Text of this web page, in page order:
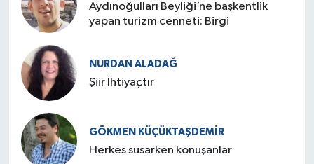
Aydınoğulları Beyliği’ne başkentlik
yapan turizm cenneti: Birgi
NURDAN ALADAĞ
Şiir İhtiyaçtır
GÖKMEN KÜÇÜKTAŞDEMIR
Herkes susarken konuşanlar